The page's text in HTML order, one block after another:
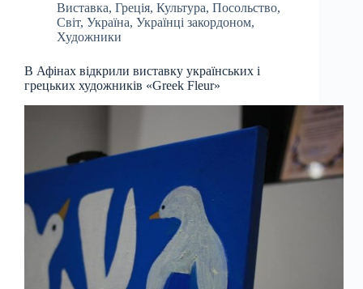
Виставка, Греція, Культура, Посольство,
Світ, Україна, Українці закордоном,
Художники
В Афінах відкрили виставку українських і
грецьких художників «Greek Fleur»